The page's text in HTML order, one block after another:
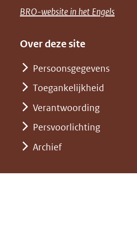
andere
naar
andere
(verwijst
andere
BRO-website in het Engels(opent
Over deze site
Persoonsgegevens
Toegankelijkheid
Verantwoording
Persvoorlichting
Archief